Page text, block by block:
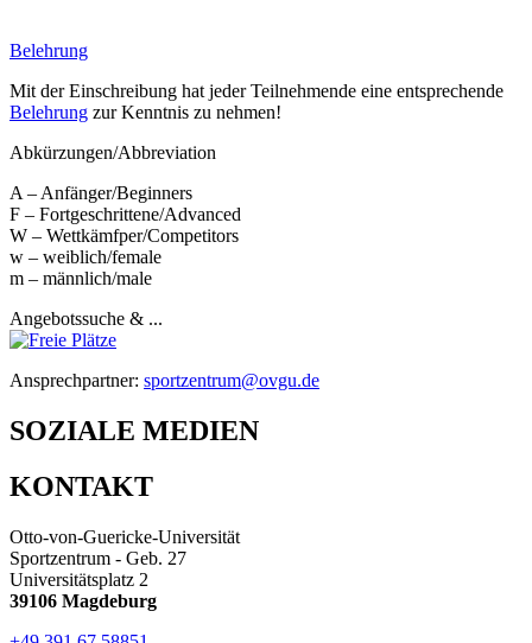
Belehrung
Mit der Einschreibung hat jeder Teilnehmende eine entsprechende
Belehrung zur Kenntnis zu nehmen!
Abkürzungen/Abbreviation
A – Anfänger/Beginners
F – Fortgeschrittene/Advanced
W – Wettkämfper/Competitors
w – weiblich/female
m – männlich/male
Angebotssuche & ...
Ansprechpartner: sportzentrum@ovgu.de
SOZIALE MEDIEN
KONTAKT
Otto-von-Guericke-Universität
Sportzentrum - Geb. 27
Universitätsplatz 2
39106 Magdeburg